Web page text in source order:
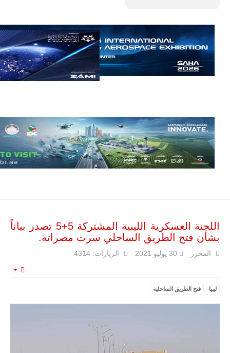
إمبراير البرازيلية
للصناعات الجوية
أن تصبح القارة
الأفريقية أكبر
سوق عالمي
لطائرة الهجوم
الخفيف
عاماً المقبلة، مع
توقعات بتوريد
نحو 150…
للمزيد
أوريون مع
حرب
اللجنة العسكرية الليبية المشتركة 5+5 تصدر بياناً
بشأن فتح الطريق الساحلي سرت مصراتة.
المحرر 30 يوليو 2021 الزيارات: 4314
ليبيا فتح الطريق الساحلية